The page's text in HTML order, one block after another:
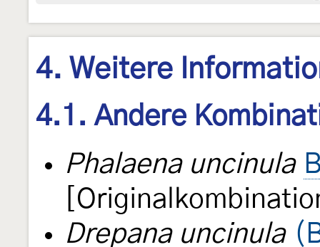
4. Weitere
4.1. Andere
Phalaena uncinula
Drepana uncinula